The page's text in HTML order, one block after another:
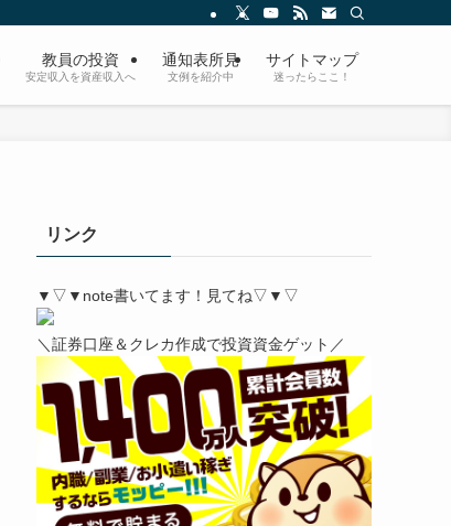
教員の投資
安定収入を資産収入へ
通知表所見
文例を紹介中
サイトマップ
迷ったらここ！
リンク
▼▽▼note書いてます！見てね▽▼▽
＼証券口座＆クレカ作成で投資資金ゲット／